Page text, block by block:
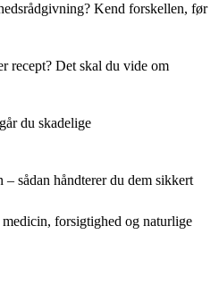
Kend forskellen, før
Det skal du vide om
du skadelige
sådan håndterer du dem sikkert
forsigtighed og naturlige